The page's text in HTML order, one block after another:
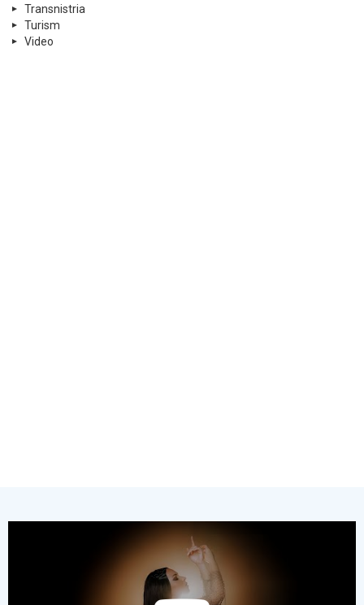
Transnistria
Turism
Video